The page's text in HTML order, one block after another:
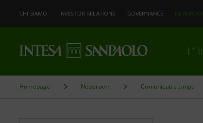
CHI SIAMO INVESTOR RELATIONS GOVERNANCE
L’
Homepage Newsroom Comunicati stampa